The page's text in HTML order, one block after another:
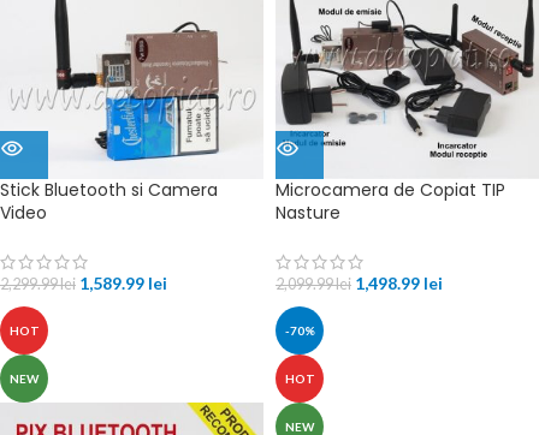
Stick Bluetooth si Camera
Video
2,299.99lei 1,589.99 lei
Microcamera de Copiat TIP
Nasture
2,099.99lei 1,498.99 lei
HOT
NEW
-70%
HOT
NEW